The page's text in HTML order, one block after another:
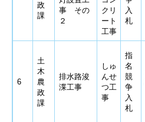
政
課
事 その
２
クリ
ート
工事
入
札
6
土
木
農
政
課
排水路浚
渫工事
しゅ
んせ
つ工
事
指
名
競
争
入
札